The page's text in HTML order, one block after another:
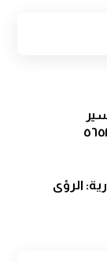
الرؤى